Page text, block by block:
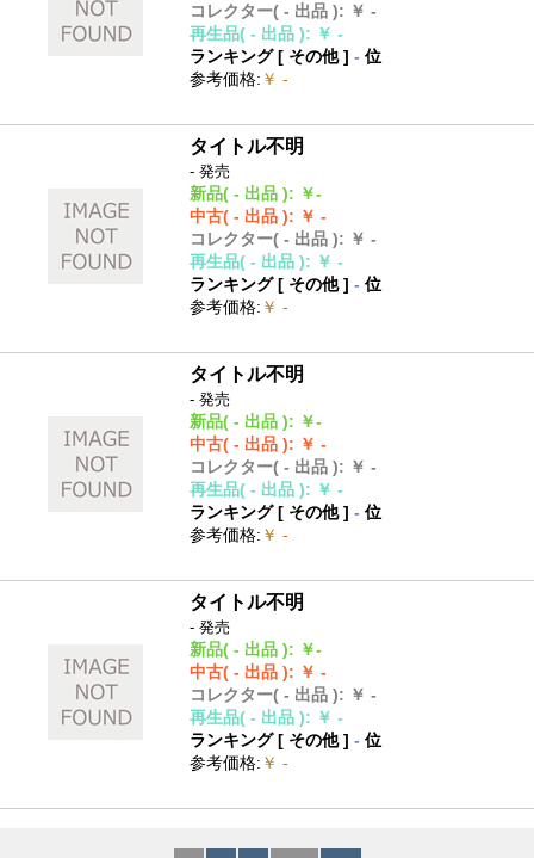
コレクター( - 出品 ): ￥ -
再生品( - 出品 ): ￥ -
ランキング [ その他]- 位
参考価格: ￥ -
タイトル不明
- 発売
新品( - 出品 ): ￥-
中古( - 出品 ): ￥ -
コレクター( - 出品 ): ￥ -
再生品( - 出品 ): ￥ -
ランキング [ その他]- 位
参考価格: ￥ -
タイトル不明
- 発売
新品( - 出品 ): ￥-
中古( - 出品 ): ￥ -
コレクター( - 出品 ): ￥ -
再生品( - 出品 ): ￥ -
ランキング [ その他]- 位
参考価格: ￥ -
タイトル不明
- 発売
新品( - 出品 ): ￥-
中古( - 出品 ): ￥ -
コレクター( - 出品 ): ￥ -
再生品( - 出品 ): ￥ -
ランキング [ その他]- 位
参考価格: ￥ -